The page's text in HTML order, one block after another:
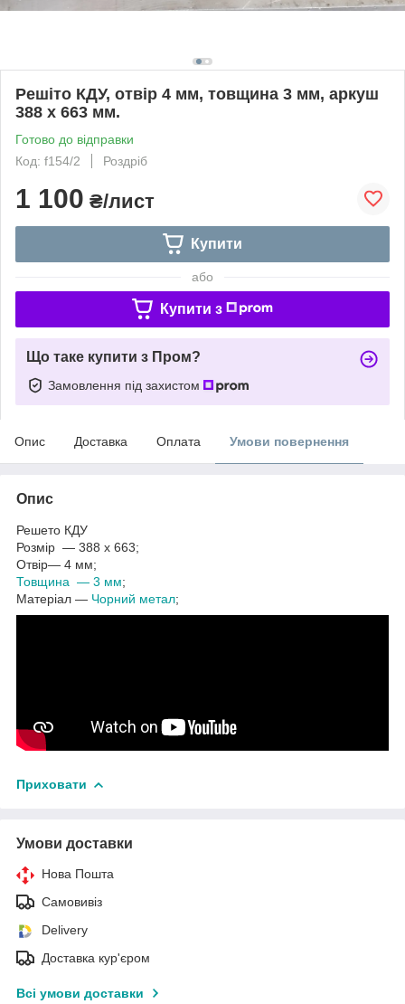
Решіто КДУ, отвір 4 мм, товщина 3 мм, аркуш
388 х 663 мм.
Готово до відправки
Код: f154/2
Роздріб
1 100 ₴/лист
Купити
або
Купити з
Що таке купити з Пром?
Замовлення під захистом
Опис Доставка Оплата Умови повернення
Опис
Решето КДУ
Розмір — 388 х 663;
Отвір— 4 мм;
Товщина — 3 мм;
Матеріал — Чорний метал;
Приховати
Умови доставки
Нова Пошта
Самовивіз
Delivery
Доставка кур'єром
Всі умови доставки